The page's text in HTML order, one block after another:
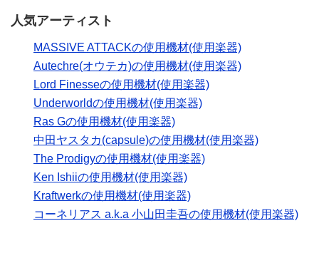
人気アーティスト
MASSIVE ATTACKの使用機材(使用楽器)
Autechre(オウテカ)の使用機材(使用楽器)
Lord Finesseの使用機材(使用楽器)
Underworldの使用機材(使用楽器)
Ras Gの使用機材(使用楽器)
中田ヤスタカ(capsule)の使用機材(使用楽器)
The Prodigyの使用機材(使用楽器)
Ken Ishiiの使用機材(使用楽器)
Kraftwerkの使用機材(使用楽器)
コーネリアス a.k.a 小山田圭吾の使用機材(使用楽器)